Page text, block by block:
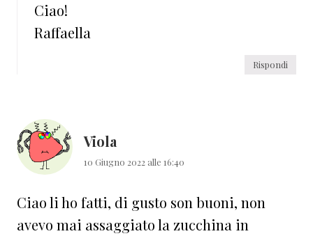
Ciao!
Raffaella
Rispondi
Viola
10 Giugno 2022 alle 16:40
Ciao li ho fatti, di gusto son buoni, non
avevo mai assaggiato la zucchina in